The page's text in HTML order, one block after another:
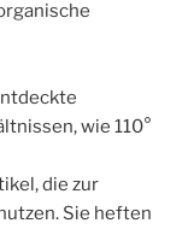
wie 110°
die zur
Sie heften